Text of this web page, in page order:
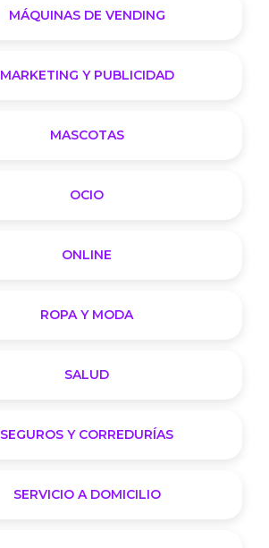
MÁQUINAS DE VENDING
MARKETING Y PUBLICIDAD
MASCOTAS
OCIO
ONLINE
ROPA Y MODA
SALUD
SEGUROS Y CORREDURÍAS
SERVICIO A DOMICILIO